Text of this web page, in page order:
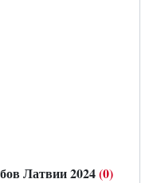
Латвии 2024(0)